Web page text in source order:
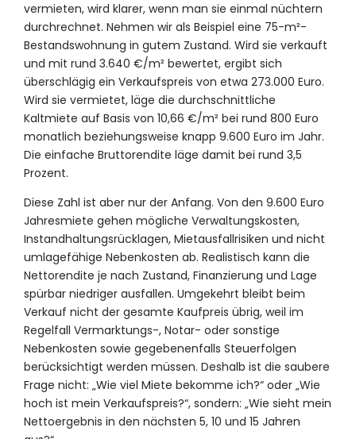
vermieten, wird klarer, wenn man sie einmal nüchtern
durchrechnet. Nehmen wir als Beispiel eine 75-m²-
Bestandswohnung in gutem Zustand. Wird sie verkauft
und mit rund 3.640 €/m² bewertet, ergibt sich
überschlägig ein Verkaufspreis von etwa 273.000 Euro.
Wird sie vermietet, läge die durchschnittliche
Kaltmiete auf Basis von 10,66 €/m² bei rund 800 Euro
monatlich beziehungsweise knapp 9.600 Euro im Jahr.
Die einfache Bruttorendite läge damit bei rund 3,5
Prozent.
Diese Zahl ist aber nur der Anfang. Von den 9.600 Euro
Jahresmiete gehen mögliche Verwaltungskosten,
Instandhaltungsrücklagen, Mietausfallrisiken und nicht
umlagefähige Nebenkosten ab. Realistisch kann die
Nettorendite je nach Zustand, Finanzierung und Lage
spürbar niedriger ausfallen. Umgekehrt bleibt beim
Verkauf nicht der gesamte Kaufpreis übrig, weil im
Regelfall Vermarktungs-, Notar- oder sonstige
Nebenkosten sowie gegebenenfalls Steuerfolgen
berücksichtigt werden müssen. Deshalb ist die saubere
Frage nicht: „Wie viel Miete bekomme ich?“ oder „Wie
hoch ist mein Verkaufspreis?“, sondern: „Wie sieht mein
Nettoergebnis in den nächsten 5, 10 und 15 Jahren